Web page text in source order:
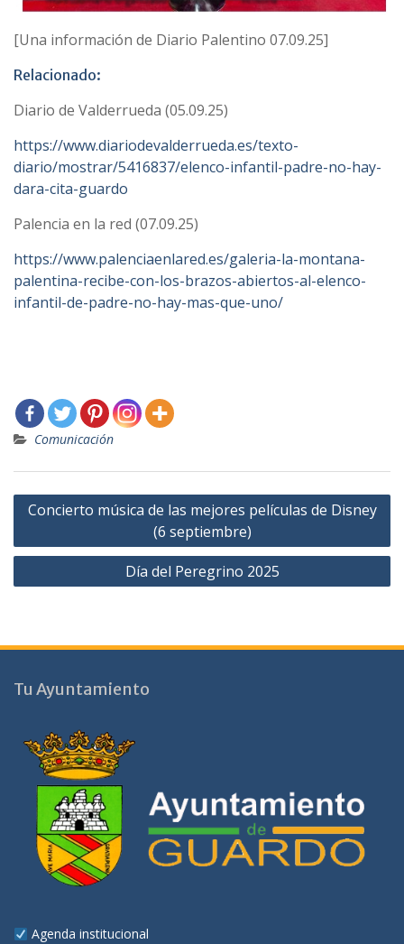
[Una información de Diario Palentino 07.09.25]
Relacionado:
Diario de Valderrueda (05.09.25)
https://www.diariodevalderrueda.es/texto-
diario/mostrar/5416837/elenco-infantil-padre-no-hay-
dara-cita-guardo
Palencia en la red (07.09.25)
https://www.palenciaenlared.es/galeria-la-montana-
palentina-recibe-con-los-brazos-abiertos-al-elenco-
infantil-de-padre-no-hay-mas-que-uno/
Comunicación
Navegación
entradas
Concierto música de las mejores películas de Disney
(6 septiembre)
Día del Peregrino 2025
Tu Ayuntamiento
Agenda institucional